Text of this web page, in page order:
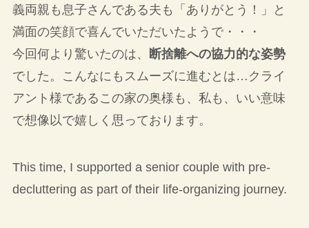
義両親も息子さんである夫も「ありがとう！」と
満面の笑顔で喜んでいただいたようで・・・
今回何より驚いたのは、
断捨離への協力的な姿勢
でした。こんなにもスムーズに進むとは…クライ
アント様であるこの家の奥様も、私も、いい意味
で想像以で嬉しく思っております。
This time, I supported a senior couple with pre-
decluttering as part of their life-organizing journey.